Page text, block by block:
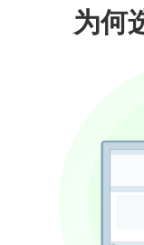
为何